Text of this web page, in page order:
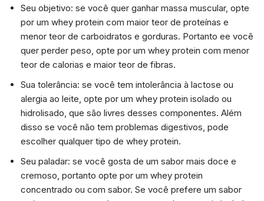
Seu objetivo: se você quer ganhar massa muscular, opte
por um whey protein com maior teor de proteínas e
menor teor de carboidratos e gorduras. Portanto ee você
quer perder peso, opte por um whey protein com menor
teor de calorias e maior teor de fibras.
Sua tolerância: se você tem intolerância à lactose ou
alergia ao leite, opte por um whey protein isolado ou
hidrolisado, que são livres desses componentes. Além
disso se você não tem problemas digestivos, pode
escolher qualquer tipo de whey protein.
Seu paladar: se você gosta de um sabor mais doce e
cremoso, portanto opte por um whey protein
concentrado ou com sabor. Se você prefere um sabor